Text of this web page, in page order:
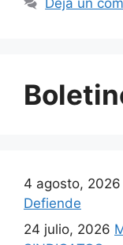
4 agosto, 2026
Defiende
24 julio, 2026